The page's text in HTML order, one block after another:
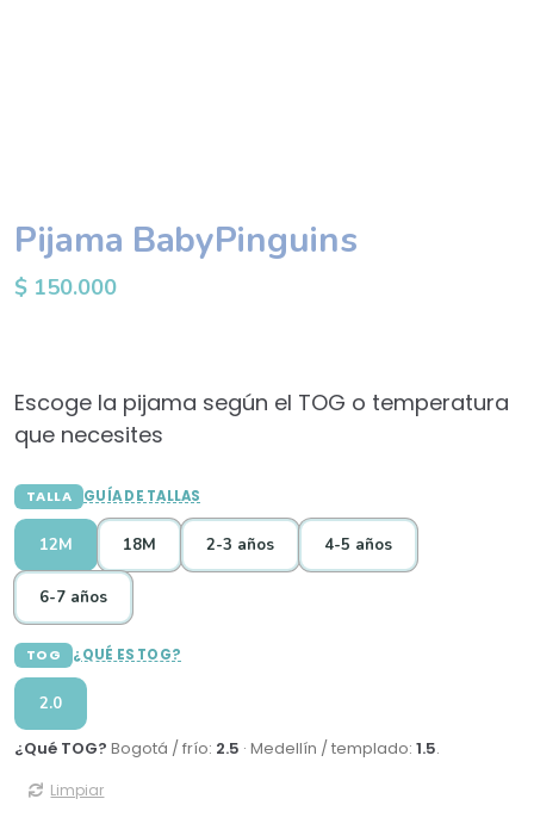
Pijama BabyPinguins
$ 150.000
Escoge la pijama según el TOG o temperatura
que necesites
TALLA GUÍA DE TALLAS
12M 18M 2-3 años 4-5 años
6-7 años
TOG ¿QUÉ ES TOG?
2.0
¿Qué TOG? Bogotá / frío: 2.5 · Medellín / templado: 1.5.
Limpiar